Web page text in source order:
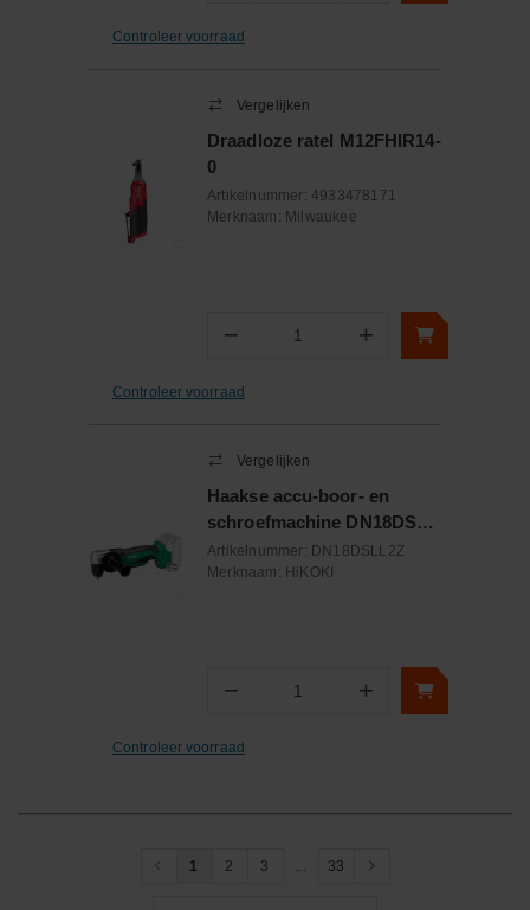
Controleer voorraad
Vergelijken
Draadloze ratel M12FHIR14-
0
Artikelnummer: 4933478171
Merknaam: Milwaukee
− Aantal +
Controleer voorraad
Vergelijken
Haakse accu-boor- en
schroefmachine DN18DSL
L2Z 18V multivolt body
Artikelnummer: DN18DSLL2Z
Merknaam: HiKOKI
− Aantal +
Controleer voorraad
1 2 3 ... 33